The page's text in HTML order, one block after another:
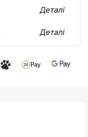
Деталі
Деталі